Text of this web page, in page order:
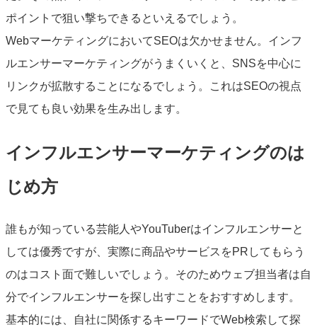
ポイントで狙い撃ちできるといえるでしょう。
WebマーケティングにおいてSEOは欠かせません。インフ
ルエンサーマーケティングがうまくいくと、SNSを中心に
リンクが拡散することになるでしょう。これはSEOの視点
で見ても良い効果を生み出します。
インフルエンサーマーケティングのは
じめ方
誰もが知っている芸能人やYouTuberはインフルエンサーと
しては優秀ですが、実際に商品やサービスをPRしてもらう
のはコスト面で難しいでしょう。そのためウェブ担当者は自
分でインフルエンサーを探し出すことをおすすめします。
基本的には、自社に関係するキーワードでWeb検索して探